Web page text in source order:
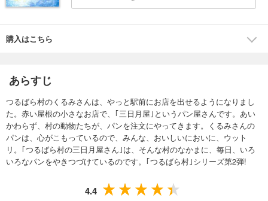
購入はこちら
あらすじ
つるばら村のくるみさんは、やっと駅前にお店を出せるようになりまし
た。赤い屋根の小さなお店で、｢三日月屋｣というパン屋さんです。あい
かわらず、村の動物たちが、パンを注文にやってきます。くるみさんの
パンは、心がこもっているので、みんな、おいしいにおいに、ウット
リ。｢つるばら村の三日月屋さん｣は、そんな村のなかまに、毎日、いろ
いろなパンをやきつづけているのです。｢つるばら村｣シリーズ第2弾!
4.4